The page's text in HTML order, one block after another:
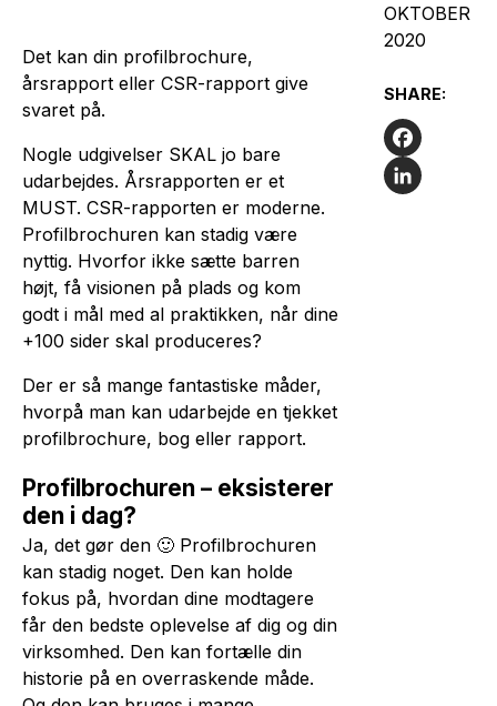
Det kan din profilbrochure,
årsrapport eller CSR-rapport give
svaret på.
Nogle udgivelser SKAL jo bare
udarbejdes. Årsrapporten er et
MUST. CSR-rapporten er moderne.
Profilbrochuren kan stadig være
nyttig. Hvorfor ikke sætte barren
højt, få visionen på plads og kom
godt i mål med al praktikken, når dine
+100 sider skal produceres?
Der er så mange fantastiske måder,
hvorpå man kan udarbejde en tjekket
profilbrochure, bog eller rapport.
Profilbrochuren – eksisterer
den i dag?
Ja, det gør den 🙂 Profilbrochuren
kan stadig noget. Den kan holde
fokus på, hvordan dine modtagere
får den bedste oplevelse af dig og din
virksomhed. Den kan fortælle din
historie på en overraskende måde.
OKTOBER
2020
SHARE:
Facebook